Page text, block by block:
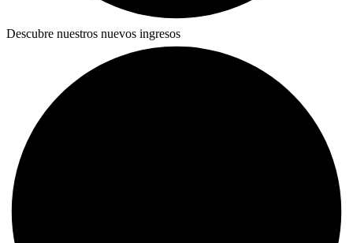
Descubre nuestros nuevos ingresos